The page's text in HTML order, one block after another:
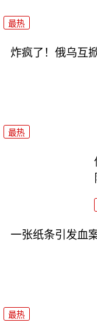
最热
炸疯了！俄乌互
最热
一张纸条引发血
最热